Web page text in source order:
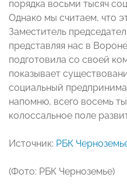
порядка восьми тысяч
Однако мы считаем, что
Заместитель
представляя нас в
подготовила со своей
показывает
социальный
напомню, всего восемь
колоссальное поле
Источник: РБК
(Фото: РБК Черноземье)